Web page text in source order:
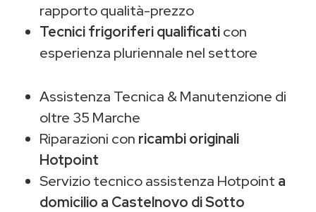
rapporto qualità-prezzo
Tecnici frigoriferi qualificaticon
esperienza pluriennale nel settore
Assistenza Tecnica & Manutenzione di
oltre 35 Marche
Riparazioni con ricambi originali
Hotpoint
Servizio tecnico assistenza Hotpoint a
domicilio a Castelnovo di Sotto